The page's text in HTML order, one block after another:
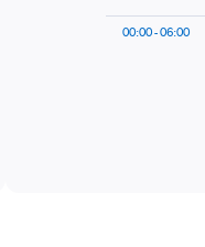
00:00 - 06:00